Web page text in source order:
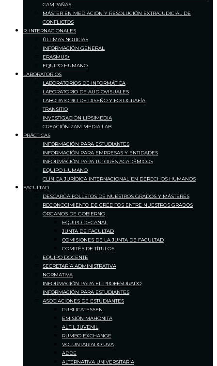
CAMPAÑAS
MÁSTER EN MEDIACIÓN Y RESOLUCIÓN EXTRAJUDICIAL DE
CONFLICTOS
R. INTERNACIONALES
ÚLTIMAS NOTICIAS
INFORMACIÓN GENERAL
ERASMUS+
EQUIPO HUMANO
LABORATORIOS
LABORATORIOS DE INFORMÁTICA
LABORATORIO DE AUDIOVISUALES
LABORATORIO DE DISEÑO Y FOTOGRAFÍA
TRANSITIO
INVESTIGACIÓN LIPSIMEDIA
CREACIÓN ZAM MEDIA LAB
PRÁCTICAS
INFORMACIÓN PARA ESTUDIANTES
INFORMACIÓN PARA EMPRESAS Y ENTIDADES
INFORMACIÓN PARA TUTORES ACADÉMICOS
EQUIPO HUMANO
CLÍNICA JURÍDICA INTERNACIONAL EN DERECHOS HUMANOS
FACULTAD
DESCARGA FOLLETOS DE NUESTROS GRADOS Y MÁSTERES
RECONOCIMIENTO DE CRÉDITOS ENTRE NUESTROS GRADOS
ÓRGANOS DE GOBIERNO
EQUIPO DECANAL
JUNTA DE FACULTAD
COMISIONES DE LA JUNTA DE FACULTAD
COMITÉS DE TÍTULOS
EQUIPO DOCENTE
SECRETARÍA ADMINISTRATIVA
NORMATIVA
INFORMACIÓN PARA EL PROFESORADO
INFORMACIÓN PARA ESTUDIANTES
ASOCIACIONES DE ESTUDIANTES
PUBLICATESSEN
EMISIÓN MAHONITA
ALFIL JUVENIL
RUMBO EXCHANGE
VOLUNTARIADO UVA
ADDE
ALTERNATIVA UNIVERSITARIA